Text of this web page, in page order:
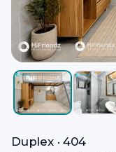
Duplex · 404